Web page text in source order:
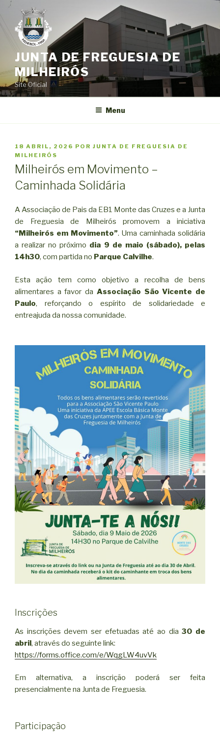
Saltar
o
conteúdo
JUNTA DE FREGUESIA DE
MILHEIRÓS
Site Oficial
Menu
PUBLICADO
EM
18 ABRIL, 2026 POR JUNTA DE FREGUESIA DE
MILHEIRÓS
Milheirós em Movimento –
Caminhada Solidária
A Associação de Pais da EB1 Monte das Cruzes e a Junta
de Freguesia de Milheirós promovem a iniciativa
“Milheirós em Movimento”. Uma caminhada solidária
a realizar no próximo dia 9 de maio (sábado), pelas
14h30, com partida no Parque Calvilhe.
Esta ação tem como objetivo a recolha de bens
alimentares a favor da Associação São Vicente de
Paulo, reforçando o espírito de solidariedade e
entreajuda da nossa comunidade.
Inscrições
As inscrições devem ser efetuadas até ao dia30 de
abril, através do seguinte link:
https://forms.office.com/e/WqgLW4uvVk
Em alternativa, a inscrição poderá ser feita
presencialmente na Junta de Freguesia.
Participação